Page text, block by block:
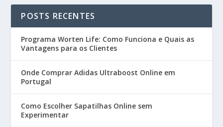
POSTS RECENTES
Programa Worten Life: Como Funciona e Quais as
Vantagens para os Clientes
Onde Comprar Adidas Ultraboost Online em
Portugal
Como Escolher Sapatilhas Online sem
Experimentar